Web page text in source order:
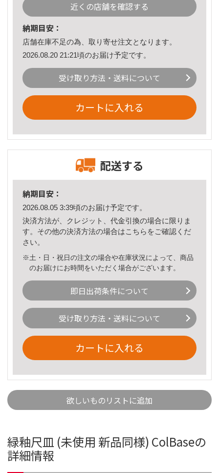
近くの店舗を確認する
納期目安：
店舗在庫不足の為、取り寄せ注文となります。
2026.08.20 21:21頃のお届け予定です。
受け取り方法・送料について
カートに入れる
配送する
納期目安：
2026.08.05 3:39頃のお届け予定です。
決済方法が、クレジット、代金引換の場合に限りま
す。その他の決済方法の場合はこちら をご確認くだ
さい。
※土・日・祝日の注文の場合や在庫状況によって、商品
のお届けにお時間をいただく場合がございます。
即日出荷条件について
受け取り方法・送料について
カートに入れる
欲しいものリストに追加
緑釉尺皿 (未使用 新品同様) ColBaseの
詳細情報